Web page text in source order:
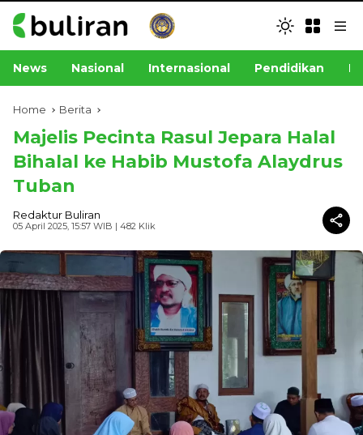
News Nasional Internasional Pendidikan
Home Berita
Majelis Pecinta Rasul Jepara Halal
Bihalal ke Habib Mustofa Alaydrus
Tuban
Redaktur Buliran
05 April 2025, 15:57 WIB | 482 Klik